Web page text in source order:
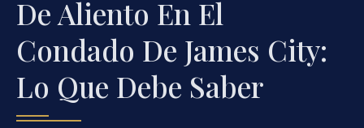
De Aliento En El
Condado De James City:
Lo Que Debe Saber